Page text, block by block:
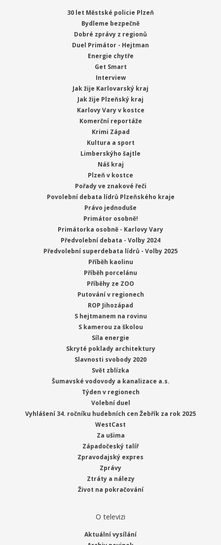
30 let Městské policie Plzeň
Bydleme bezpečně
Dobré zprávy z regionů
Duel Primátor - Hejtman
Energie chytře
Get Smart
Interview
Jak žije Karlovarský kraj
Jak žije Plzeňský kraj
Karlovy Vary v kostce
Komerční reportáže
Krimi Západ
Kultura a sport
Limberskýho šajtle
Náš kraj
Plzeň v kostce
Pořady ve znakové řeči
Povolební debata lídrů Plzeňského kraje
Právo jednoduše
Primátor osobně!
Primátorka osobně - Karlovy Vary
Předvolební debata - Volby 2024
Předvolební superdebata lídrů - Volby 2025
Příběh kaolinu
Příběh porcelánu
Příběhy ze ZOO
Putování v regionech
ROP Jihozápad
S hejtmanem na rovinu
S kamerou za školou
Síla energie
Skryté poklady architektury
Slavnosti svobody 2020
Svět zblízka
Šumavské vodovody a kanalizace a.s.
Týden v regionech
Volební duel
Vyhlášení 34. ročníku hudebních cen Žebřík za rok 2025
WestCast
Za ušima
Západočeský talíř
Zpravodajský expres
Zprávy
Ztráty a nálezy
Život na pokračování
O televizi
Aktuální vysílání